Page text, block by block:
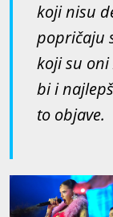
koji nisu
popričaju
koji su oni
bi i
to objave.